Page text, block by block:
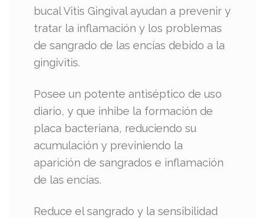
bucal Vitis Gingival ayudan a prevenir y
tratar la inflamación y los problemas
de sangrado de las encías debido a la
gingivitis.
Posee un potente antiséptico de uso
diario, y que inhibe la formación de
placa bacteriana, reduciendo su
acumulación y previniendo la
aparición de sangrados e inflamación
de las encías.
Reduce el sangrado y la sensibilidad